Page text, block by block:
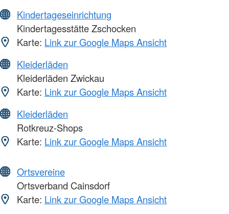
Kindertageseinrichtung
Kindertagesstätte Zschocken
Karte: Link zur Google Maps Ansicht
Kleiderläden
Kleiderläden Zwickau
Karte: Link zur Google Maps Ansicht
Kleiderläden
Rotkreuz-Shops
Karte: Link zur Google Maps Ansicht
Ortsvereine
Ortsverband Cainsdorf
Karte: Link zur Google Maps Ansicht